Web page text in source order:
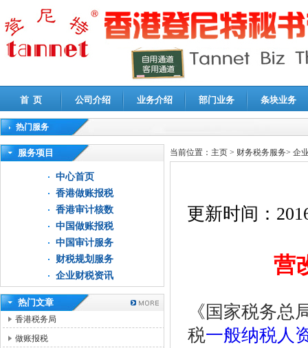
首 页 公司介绍 业务介绍 部门业务 条块业务
热门服务
高新技术企业认定审计|企业所得税汇算清缴申报鉴证
服务项目
中心首页
香港做账报税
香港审计核数
中国做账报税
中国审计服务
财税规划服务
企业财税资讯
热门文章
香港税务局
做账报税
当前位置： 主页 > 财务税务服务> 企
更新时间：
营
《国家税务
税一般纳税人